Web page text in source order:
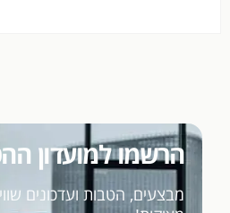
הרשמו למועדון
מבצעים, הטבות ועדכונים